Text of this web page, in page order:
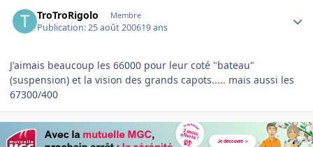
TroTroRigolo Membre
Publication:25 août 200619 ans
J'aimais beaucoup les 66000 pour leur coté "bateau"
(suspension) et la vision des grands capots..... mais aussi les
67300/400